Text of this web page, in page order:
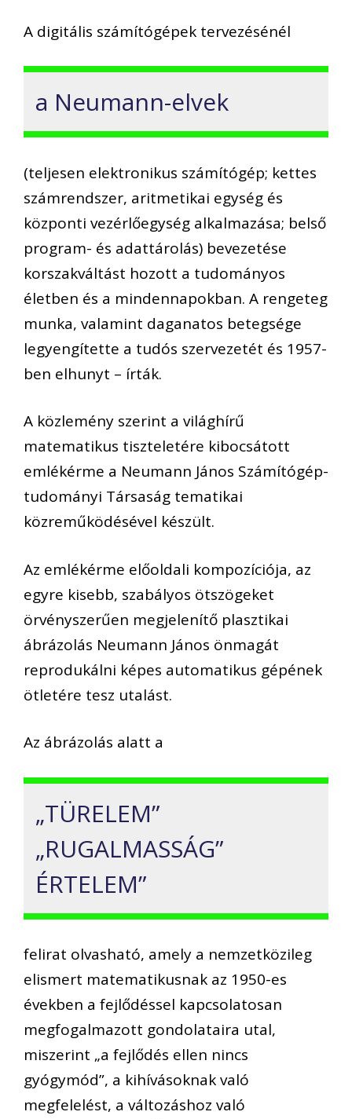
A digitális számítógépek tervezésénél
a Neumann-elvek
(teljesen elektronikus számítógép; kettes
számrendszer, aritmetikai egység és
központi vezérlőegység alkalmazása; belső
program- és adattárolás) bevezetése
korszakváltást hozott a tudományos
életben és a mindennapokban. A rengeteg
munka, valamint daganatos betegsége
legyengítette a tudós szervezetét és 1957-
ben elhunyt – írták.
A közlemény szerint a világhírű
matematikus tiszteletére kibocsátott
emlékérme a Neumann János Számítógép-
tudományi Társaság tematikai
közreműködésével készült.
Az emlékérme előoldali kompozíciója, az
egyre kisebb, szabályos ötszögeket
örvényszerűen megjelenítő plasztikai
ábrázolás Neumann János önmagát
reprodukálni képes automatikus gépének
ötletére tesz utalást.
Az ábrázolás alatt a
„TÜRELEM”
„RUGALMASSÁG”
ÉRTELEM”
felirat olvasható, amely a nemzetközileg
elismert matematikusnak az 1950-es
években a fejlődéssel kapcsolatosan
megfogalmazott gondolataira utal,
miszerint „a fejlődés ellen nincs
gyógymód”, a kihívásoknak való
megfelelést, a változáshoz való